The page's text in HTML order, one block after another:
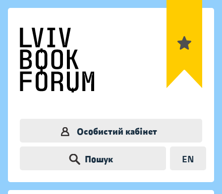
Особистий кабінет
Пошук EN